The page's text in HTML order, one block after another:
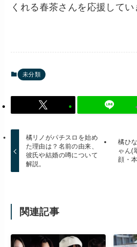
くれる春茶さんを応援してい
未分類
橘リノがパチスロを始め
た理由は？名前の由来、
彼氏や結婚の噂について
解説。
橘ひ
ゃん(
顔・
関連記事